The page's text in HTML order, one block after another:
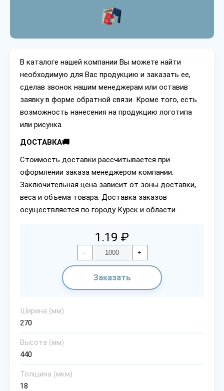
В каталоге нашей компании Вы можете найти
необходимую для Вас продукцию и заказать ее,
сделав звонок нашим менеджерам или оставив
заявку в форме обратной связи. Кроме того, есть
возможность нанесения на продукцию логотипа
или рисунка.
ДОСТАВКА🚚
Стоимость доставки рассчитывается при
оформлении заказа менеджером компании.
Заключительная цена зависит от зоны доставки,
веса и объема товара. Доставка заказов
осуществляется по городу Курск и области.
1.19 ₽
- +
Заказать
Ширина (мм)
270
Высота (мм)
440
Толщина (мкм)
18